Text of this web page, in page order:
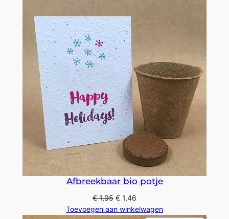
Afbreekbaar bio potje
€1,95 € 1,46
Toevoegen aan winkelwagen